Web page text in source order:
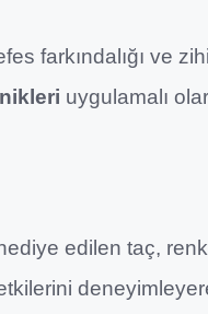
farkındalığı ve
uygulamalı
edilen taç,